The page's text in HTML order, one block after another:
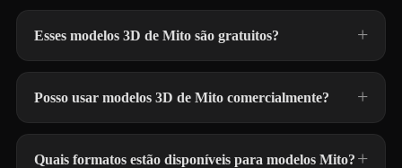
Esses modelos 3D de Mito são gratuitos?
Posso usar modelos 3D de Mito comercialmente?
Quais formatos estão disponíveis para modelos Mito?